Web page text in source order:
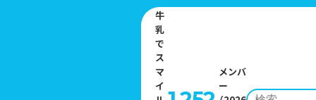
牛
乳
で
ス
マ
イ
メンバ
ー